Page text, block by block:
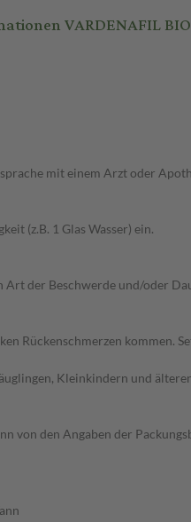
VARDENAFIL
mit einem Arzt oder
(z.B. 1 Glas Wasser) ein.
der Beschwerde und/oder
Rückenschmerzen kommen.
Kleinkindern und
von den Angaben der